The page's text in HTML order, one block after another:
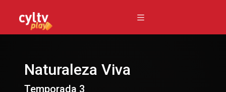
Naturaleza Viva
Temporada 3